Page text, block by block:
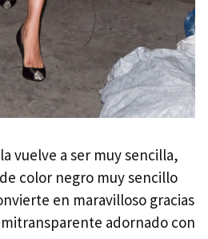
vuelve a ser muy sencilla,
de color negro muy sencillo
en maravilloso gracias
adornado con